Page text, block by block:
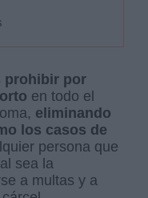
prohibir por
en todo el
eliminando
los casos de
persona que
sea la
a multas y a